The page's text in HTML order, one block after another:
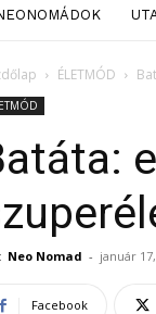
ÉLETMÓD
Neo Nomad - január
Facebook